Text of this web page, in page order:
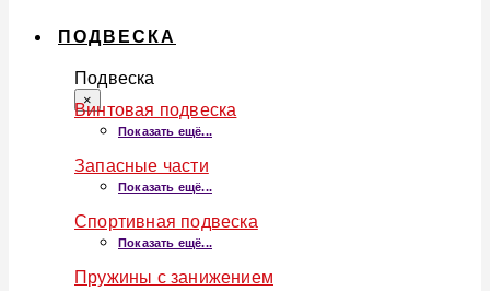
ПОДВЕСКА
Подвеска
×
Винтовая подвеска
Показать ещё...
Запасные части
Показать ещё...
Спортивная подвеска
Показать ещё...
Пружины с занижением